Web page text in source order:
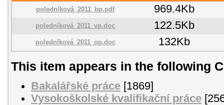
poledníková_2011_bp.pdf
969.4Kb
poledníková_2011_vp.doc 122.5Kb
poledníková_2011_op.doc 132Kb
This item appears in the following
Bakalářské práce [1869]
Vysokoškolské kvalifikační práce